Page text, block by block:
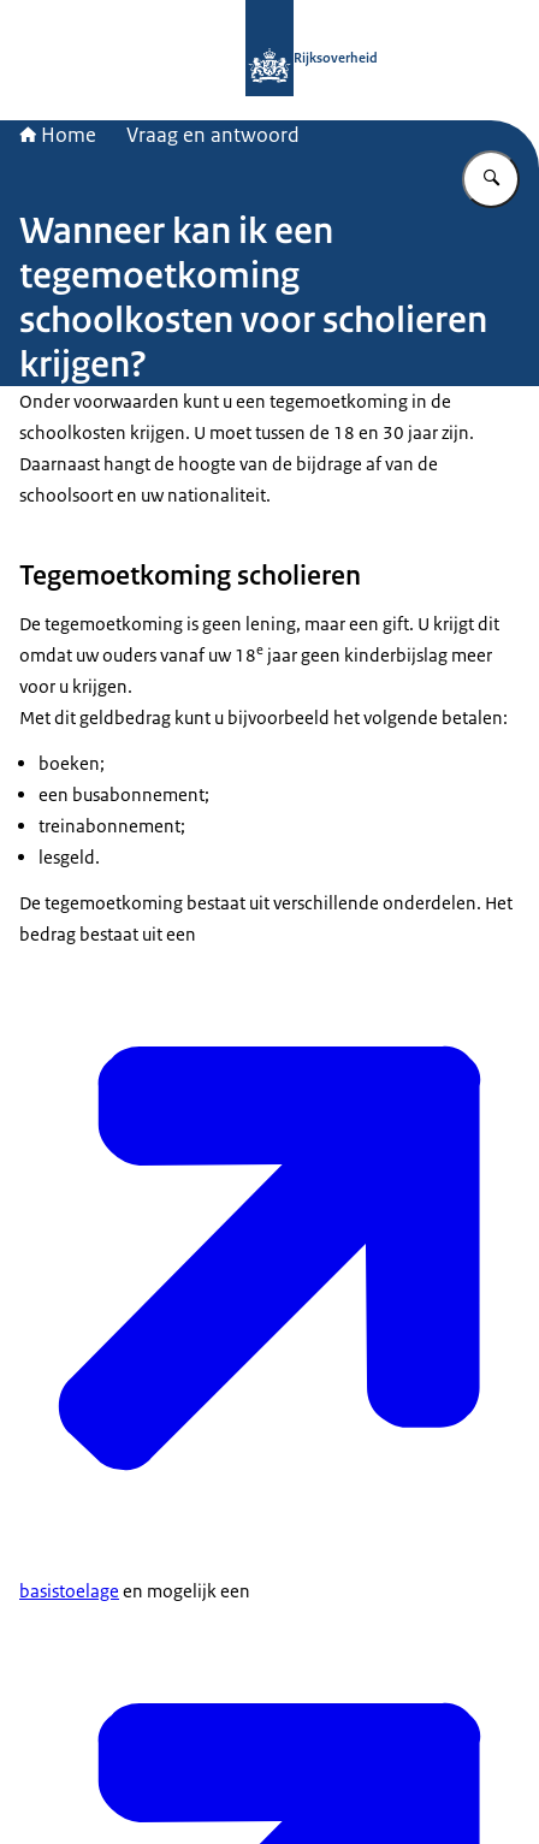
Rijksoverheid
Home Vraag en antwoord
Wanneer kan ik een
tegemoetkoming
schoolkosten voor scholieren
krijgen?
Onder voorwaarden kunt u een tegemoetkoming in de
schoolkosten krijgen. U moet tussen de 18 en 30 jaar zijn.
Daarnaast hangt de hoogte van de bijdrage af van de
schoolsoort en uw nationaliteit.
Tegemoetkoming scholieren
De tegemoetkoming is geen lening, maar een gift. U krijgt dit
omdat uw ouders vanaf uw 18e jaar geen kinderbijslag meer
voor u krijgen.
Met dit geldbedrag kunt u bijvoorbeeld het volgende betalen:
boeken;
een busabonnement;
treinabonnement;
lesgeld.
De tegemoetkoming bestaat uit verschillende onderdelen. Het
bedrag bestaat uit een
basistoelage en mogelijk een